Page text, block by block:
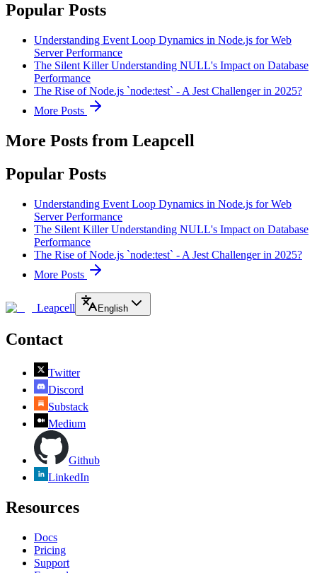
Popular Posts
Understanding Event Loop Dynamics in Node.js for Web
Server Performance
The Silent Killer Understanding NULL's Impact on Database
Performance
The Rise of Node.js `node:test` - A Jest Challenger in 2025?
More Posts
More Posts from Leapcell
Popular Posts
Understanding Event Loop Dynamics in Node.js for Web
Server Performance
The Silent Killer Understanding NULL's Impact on Database
Performance
The Rise of Node.js `node:test` - A Jest Challenger in 2025?
More Posts
Leapcell English
Contact
Twitter
Discord
Substack
Medium
Github
LinkedIn
Resources
Docs
Pricing
Support